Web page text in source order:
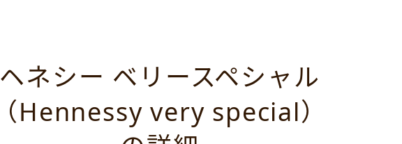
ヘネシー ベリースペシャル
（Hennessy very special）